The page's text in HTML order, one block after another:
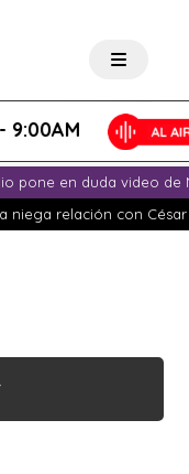
pone en duda video de
niega relación con